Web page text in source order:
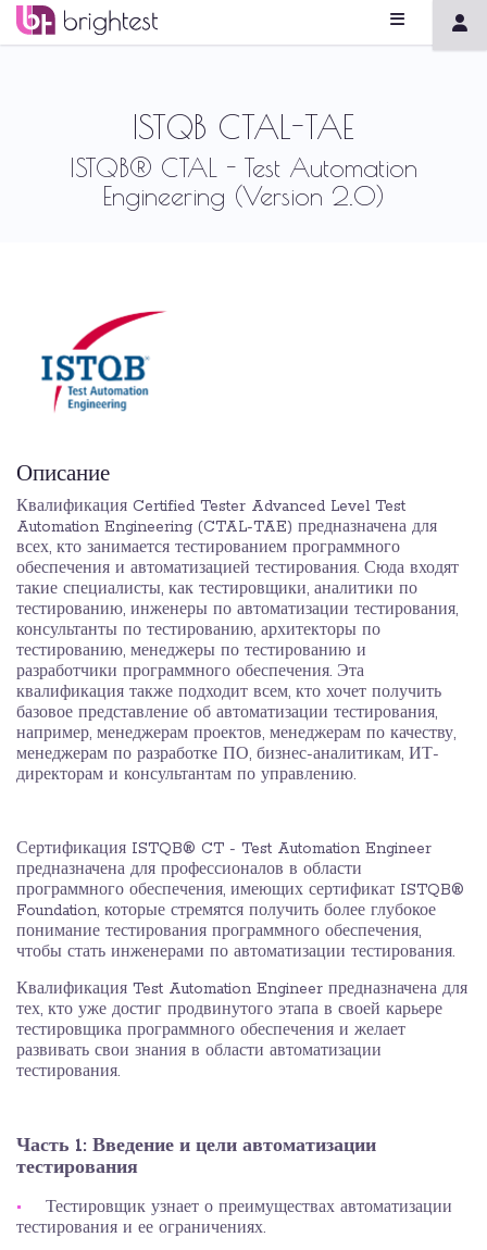
ISTQB CTAL-TAE
ISTQB® CTAL - Test Automation
Engineering (Version 2.0)
Описание
Квалификация Certified Tester Advanced Level Test
Automation Engineering (CTAL-TAE) предназначена для
всех, кто занимается тестированием программного
обеспечения и автоматизацией тестирования. Сюда входят
такие специалисты, как тестировщики, аналитики по
тестированию, инженеры по автоматизации тестирования,
консультанты по тестированию, архитекторы по
тестированию, менеджеры по тестированию и
разработчики программного обеспечения. Эта
квалификация также подходит всем, кто хочет получить
базовое представление об автоматизации тестирования,
например, менеджерам проектов, менеджерам по качеству,
менеджерам по разработке ПО, бизнес-аналитикам, ИТ-
директорам и консультантам по управлению.
Сертификация ISTQB® CT - Test Automation Engineer
предназначена для профессионалов в области
программного обеспечения, имеющих сертификат ISTQB®
Foundation, которые стремятся получить более глубокое
понимание тестирования программного обеспечения,
чтобы стать инженерами по автоматизации тестирования.
Квалификация Test Automation Engineer предназначена для
тех, кто уже достиг продвинутого этапа в своей карьере
тестировщика программного обеспечения и желает
развивать свои знания в области автоматизации
тестирования.
Часть 1: Введение и цели автоматизации
тестирования
Тестировщик узнает о преимуществах автоматизации
тестирования и ее ограничениях.